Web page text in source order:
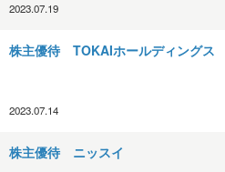
2023.07.19
株主優待 TOKAIホールディングス
2023.07.14
株主優待 ニッスイ